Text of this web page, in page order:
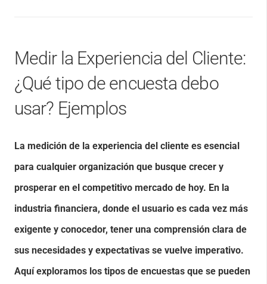
Medir la Experiencia del Cliente:
¿Qué tipo de encuesta debo
usar? Ejemplos
La medición de la experiencia del cliente es esencial
para cualquier organización que busque crecer y
prosperar en el competitivo mercado de hoy. En la
industria financiera, donde el usuario es cada vez más
exigente y conocedor, tener una comprensión clara de
sus necesidades y expectativas se vuelve imperativo.
Aquí exploramos los tipos de encuestas que se pueden